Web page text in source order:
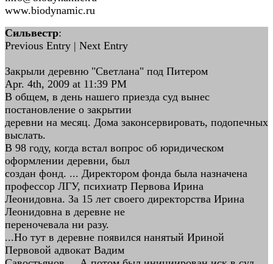
www.biodynamic.ru
Сильвестр:
Previous Entry | Next Entry
Закрыли деревню "Светлана" под Питером
Apr. 4th, 2009 at 11:39 PM
В общем, в день нашего приезда суд вынес
постановление о закрытии
деревни на месяц. Дома законсервировать, подопечных
выслать.
В 98 году, когда встал вопрос об юридическом
оформлении деревни, был
создан фонд. ... Директором фонда была назначена
профессор ЛГУ, психиатр Первова Ирина
Леонидовна. За 15 лет своего директорства Ирина
Леонидовна в деревне не
переночевала ни разу.
...Но тут в деревне появился нанятый Ириной
Первовой адвокат Вадим